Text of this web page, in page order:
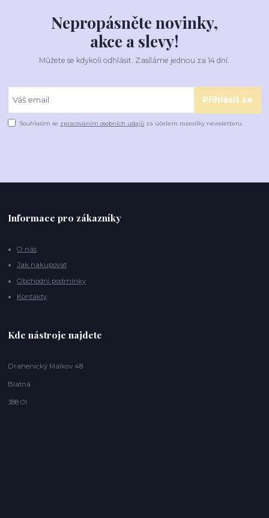
Nepropásněte novinky,
akce a slevy!
Můžete se kdykoli odhlásit. Zasíláme jednou za 14 dní.
Přihlásit se
Souhlasím se zpracováním osobních údajů za účelem rozesílky newsletteru.
Informace pro zákazníky
O nás
Jak nakupovat
Obchodní podmínky
Kontakty
Kde nástroje najdete
Drahenický Málkov 48
Blatná
388 01